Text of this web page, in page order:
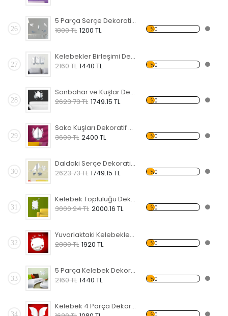
26
5 Parça Serçe Dekoratif Kırılmaz Ayna
1800 TL 1200 TL %0
27
Kelebekler Birleşimi Dekoratif Kırılmaz Ayna
2160 TL 1440 TL %0
28
Sonbahar ve Kuşlar Dekoratif Kırılmaz Ayna
2623.73 TL 1749.15 TL %0
29
Saka Kuşları Dekoratif Kırılmaz Ayna
3600 TL 2400 TL %0
30
Daldaki Serçe Dekoratif Kırılmaz Ayna
2623.73 TL 1749.15 TL %0
31
Kelebek Topluluğu Dekoratif Kırılmaz Ayna
3000.24 TL 2000.16 TL %0
32
Yuvarlaktaki Kelebekler Dekoratif Kırılmaz Ayna
2880 TL 1920 TL %0
33
5 Parça Kelebek Dekoratif Kırılmaz Ayna
2160 TL 1440 TL %0
34
Kelebek 4 Parça Dekoratif Kırılmaz Ayna
%0